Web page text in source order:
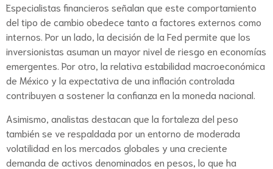
Especialistas financieros señalan que este comportamiento
del tipo de cambio obedece tanto a factores externos como
internos. Por un lado, la decisión de la Fed permite que los
inversionistas asuman un mayor nivel de riesgo en economías
emergentes. Por otro, la relativa estabilidad macroeconómica
de México y la expectativa de una inflación controlada
contribuyen a sostener la confianza en la moneda nacional.
Asimismo, analistas destacan que la fortaleza del peso
también se ve respaldada por un entorno de moderada
volatilidad en los mercados globales y una creciente
demanda de activos denominados en pesos, lo que ha